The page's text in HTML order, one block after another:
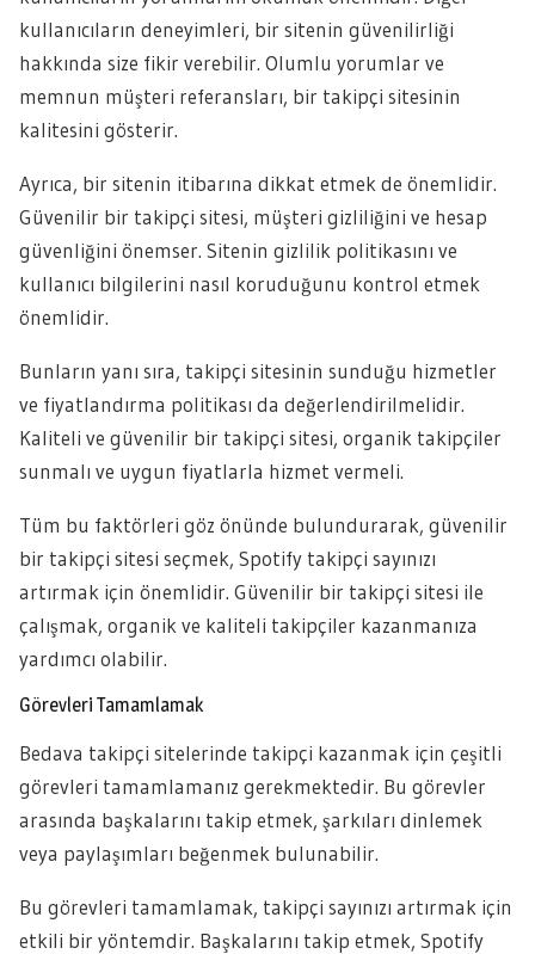
kullanıcıların deneyimleri, bir sitenin güvenilirliği
hakkında size fikir verebilir. Olumlu yorumlar ve
memnun müşteri referansları, bir takipçi sitesinin
kalitesini gösterir.
Ayrıca, bir sitenin itibarına dikkat etmek de önemlidir.
Güvenilir bir takipçi sitesi, müşteri gizliliğini ve hesap
güvenliğini önemser. Sitenin gizlilik politikasını ve
kullanıcı bilgilerini nasıl koruduğunu kontrol etmek
önemlidir.
Bunların yanı sıra, takipçi sitesinin sunduğu hizmetler
ve fiyatlandırma politikası da değerlendirilmelidir.
Kaliteli ve güvenilir bir takipçi sitesi, organik takipçiler
sunmalı ve uygun fiyatlarla hizmet vermeli.
Tüm bu faktörleri göz önünde bulundurarak, güvenilir
bir takipçi sitesi seçmek, Spotify takipçi sayınızı
artırmak için önemlidir. Güvenilir bir takipçi sitesi ile
çalışmak, organik ve kaliteli takipçiler kazanmanıza
yardımcı olabilir.
Görevleri Tamamlamak
Bedava takipçi sitelerinde takipçi kazanmak için çeşitli
görevleri tamamlamanız gerekmektedir. Bu görevler
arasında başkalarını takip etmek, şarkıları dinlemek
veya paylaşımları beğenmek bulunabilir.
Bu görevleri tamamlamak, takipçi sayınızı artırmak için
etkili bir yöntemdir. Başkalarını takip etmek, Spotify